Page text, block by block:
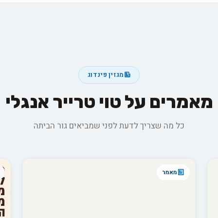
מגזין פינדוג
מאמרים על טוי טרייר אנגלי
כל מה שצריך לדעת לפני שמביאים גור הביתה
מאמר